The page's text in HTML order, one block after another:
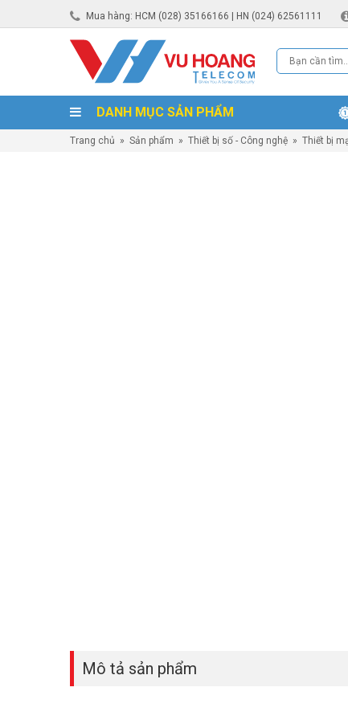
Mua hàng: HCM (028) 35166166 | HN (024) 62561111
DANH MỤC SẢN PHẨM
Trang chủ » Sản phẩm » Thiết bị số - Công nghệ » Thiết bị
Mô tả sản phẩm